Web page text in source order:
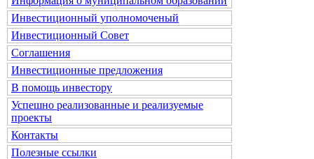
Инвестиционный уполномоченый
Инвестиционный Совет
Соглашения
Инвестиционные предложения
В помощь инвестору
Успешно реализованные и реализуемые
проекты
Контакты
Полезные ссылки